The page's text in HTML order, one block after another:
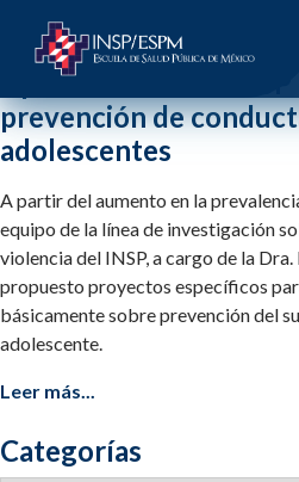
Etiqueta:
Aportaciones del
prevención de
adolescentes
A partir del aumento en la
equipo de la línea de investigación
violencia del INSP, a cargo de la
propuesto proyectos específicos
básicamente sobre prevención del
adolescente.
Leer más...
Categorías